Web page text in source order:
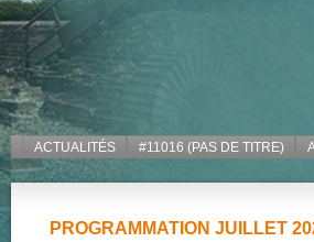
ACTUALITÉS #11016 (PAS DE TITRE)
PROGRAMMATION JUILLET